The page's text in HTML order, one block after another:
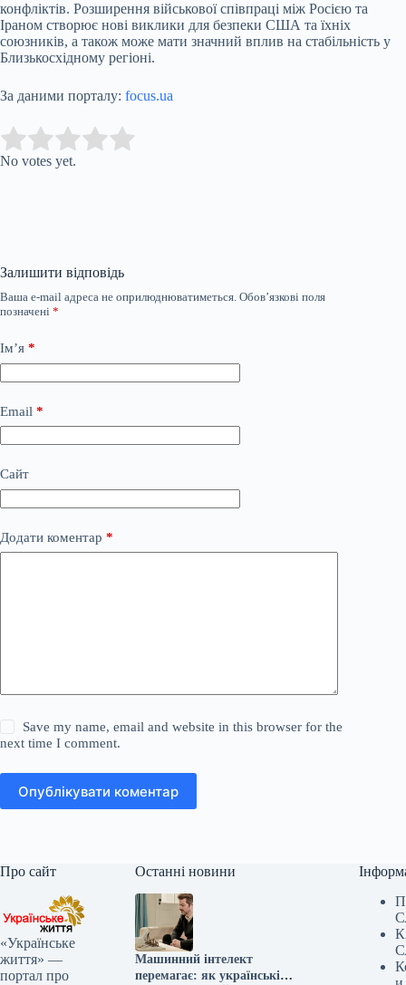
конфліктів. Розширення військової співпраці між Росією та
Іраном створює нові виклики для безпеки США та їхніх
союзників, а також може мати значний вплив на стабільність у
Близькосхідному регіоні.
За даними порталу: focus.ua
Rate this item:
No votes yet.
Залишити відповідь
Ваша e-mail адреса не оприлюднюватиметься. Обов’язкові поля
позначені *
Ім’я *
Email *
Сайт
Додати коментар *
Save my name, email and website in this browser for the
next time I comment.
Опублікувати коментар
Про сайт
«Українське
життя» —
портал про
Останні новини
Машинний інтелект
перемагає: як українські